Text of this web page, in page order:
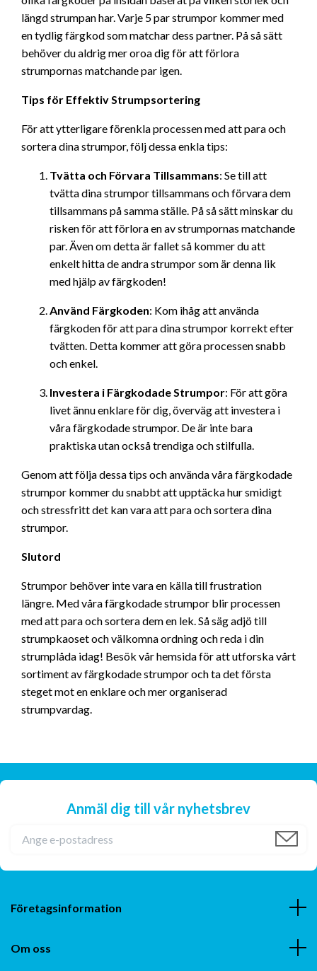
längd strumpan har. Varje 5 par strumpor kommer med
en tydlig färgkod som matchar dess partner. På så sätt
behöver du aldrig mer oroa dig för att förlora
strumpornas matchande par igen.
Tips för Effektiv Strumpsortering
För att ytterligare förenkla processen med att para och
sortera dina strumpor, följ dessa enkla tips:
Tvätta och Förvara Tillsammans: Se till att
tvätta dina strumpor tillsammans och förvara dem
tillsammans på samma ställe. På så sätt minskar du
risken för att förlora en av strumpornas matchande
par. Även om detta är fallet så kommer du att
enkelt hitta de andra strumpor som är denna lik
med hjälp av färgkoden!
Använd Färgkoden: Kom ihåg att använda
färgkoden för att para dina strumpor korrekt efter
tvätten. Detta kommer att göra processen snabb
och enkel.
Investera i Färgkodade Strumpor: För att göra
livet ännu enklare för dig, överväg att investera i
våra färgkodade strumpor. De är inte bara
praktiska utan också trendiga och stilfulla.
Genom att följa dessa tips och använda våra färgkodade
strumpor kommer du snabbt att upptäcka hur smidigt
och stressfritt det kan vara att para och sortera dina
strumpor.
Slutord
Strumpor behöver inte vara en källa till frustration
längre. Med våra färgkodade strumpor blir processen
med att para och sortera dem en lek. Så säg adjö till
strumpkaoset och välkomna ordning och reda i din
strumplåda idag! Besök vår hemsida för att utforska vårt
sortiment av färgkodade strumpor och ta det första
steget mot en enklare och mer organiserad
strumpvardag.
Anmäl dig till vår nyhetsbrev
Företagsinformation
Om oss